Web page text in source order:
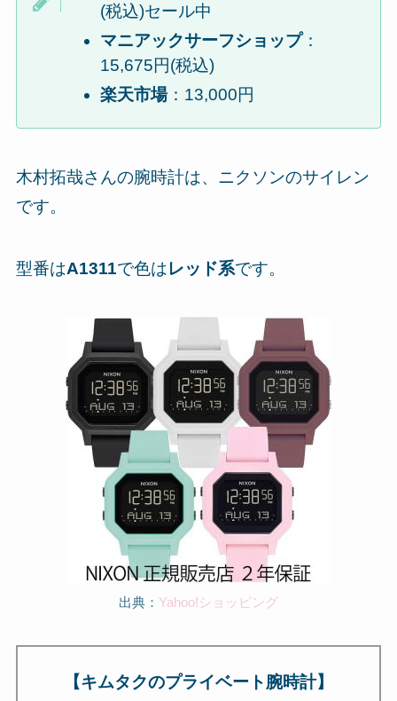
(税込)セール中
マニアックサーフショップ：
15,675円(税込)
楽天市場：13,000円
木村拓哉さんの腕時計は、ニクソンのサイレン
です。
型番はA1311で色はレッド系です。
出典： Yahoo!ショッピング
【キムタクのプライベート腕時計】